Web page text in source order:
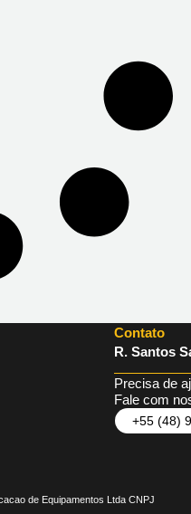
Contato
R. Santos
Precisa de
Fale com
+55 (48)
de Equipamentos Ltda CNPJ